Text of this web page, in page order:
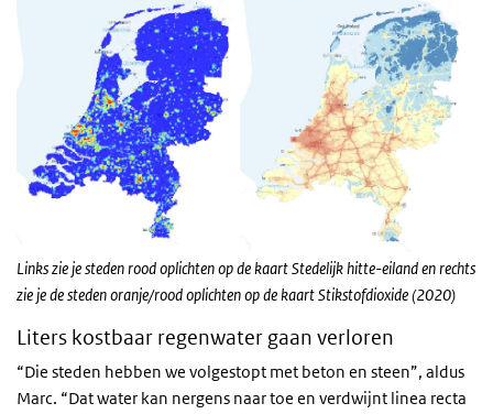
Links zie je steden rood oplichten op de kaart Stedelijk hitte-eiland en rechts
zie je de steden oranje/rood oplichten op de kaart Stikstofdioxide (2020)
Liters kostbaar regenwater gaan verloren
“Die steden hebben we volgestopt met beton en steen”, aldus
Marc. “Dat water kan nergens naar toe en verdwijnt linea recta